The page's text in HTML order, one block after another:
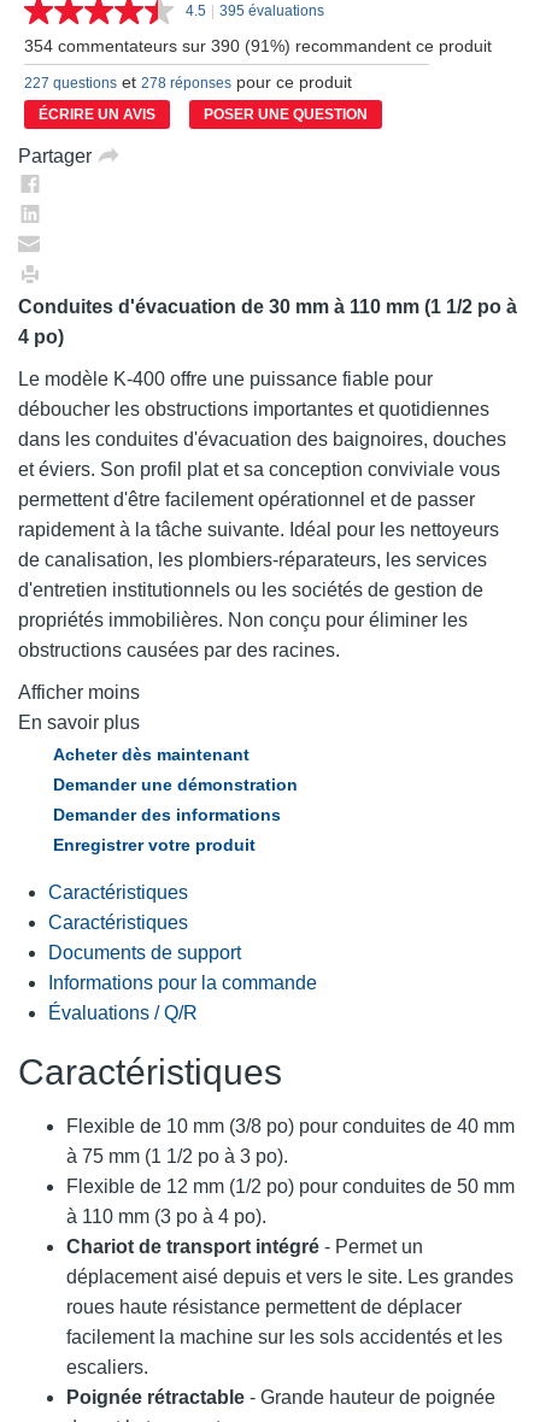
4.5 Lire
les
395
commentaires.
Lien
vers
la
| 395 évaluations
354 commentateurs sur 390 (91%) recommandent ce produit
227 questions et 278 réponses pour ce produit
ÉCRIRE UN AVIS POSER UNE QUESTION
Partager
Conduites d'évacuation de 30 mm à 110 mm (1 1/2 po à
4 po)
Le modèle K-400 offre une puissance fiable pour
déboucher les obstructions importantes et quotidiennes
dans les conduites d'évacuation des baignoires, douches
et éviers. Son profil plat et sa conception conviviale vous
permettent d'être facilement opérationnel et de passer
rapidement à la tâche suivante. Idéal pour les nettoyeurs
de canalisation, les plombiers-réparateurs, les services
d'entretien institutionnels ou les sociétés de gestion de
propriétés immobilières. Non conçu pour éliminer les
obstructions causées par des racines.
Afficher moins
En savoir plus
Acheter dès maintenant
Demander une démonstration
Demander des informations
Enregistrer votre produit
Caractéristiques
Caractéristiques
Documents de support
Informations pour la commande
Évaluations / Q/R
Caractéristiques
Flexible de 10 mm (3/8 po) pour conduites de 40 mm
à 75 mm (1 1/2 po à 3 po).
Flexible de 12 mm (1/2 po) pour conduites de 50 mm
à 110 mm (3 po à 4 po).
Chariot de transport intégré - Permet un
déplacement aisé depuis et vers le site. Les grandes
roues haute résistance permettent de déplacer
facilement la machine sur les sols accidentés et les
escaliers.
Poignée rétractable - Grande hauteur de poignée